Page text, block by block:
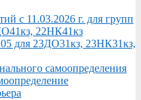
с 11.03.2026 г. для групп
22НК41кз
для 23ДО31кз, 23НК31кз,
самоопределения